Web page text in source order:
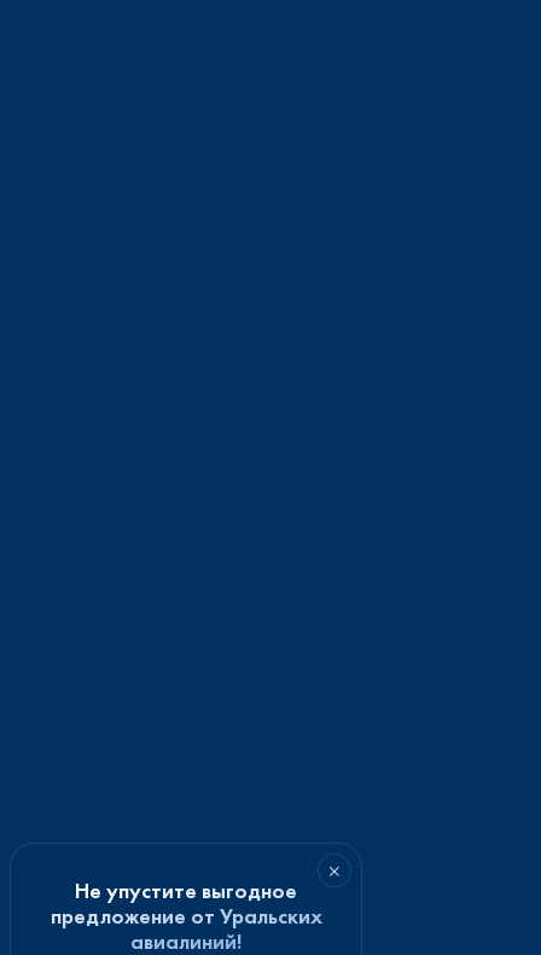
×
Не упустите выгодное
предложение от Уральских
авиалиний!